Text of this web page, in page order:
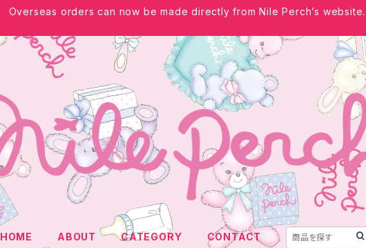
Overseas orders can now be made directly from Nile Perch’s website.
HOME ABOUT CATEGORY CONTACT